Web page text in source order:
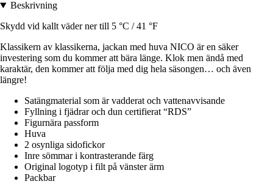
Beskrivning
Skydd vid kallt väder ner till 5 °C / 41 °F
Klassikern av klassikerna, jackan med huva NICO är en säker
investering som du kommer att bära länge. Klok men ändå med
karaktär, den kommer att följa med dig hela säsongen… och även
längre!
Satängmaterial som är vadderat och vattenavvisande
Fyllning i fjädrar och dun certifierat “RDS”
Figurnära passform
Huva
2 osynliga sidofickor
Inre sömmar i kontrasterande färg
Original logotyp i filt på vänster ärm
Packbar